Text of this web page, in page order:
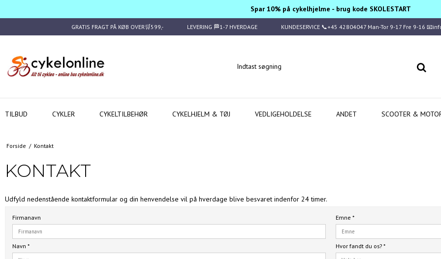
Spar 10% på cykelhjelme - brug kode SKOLESTART
GRATIS FRAGT PÅ KØB OVER🛒599,- LEVERING 🏁1-7 HVERDAGE KUNDESERVICE 📞+45 42804047 Man-Tor 9-17 Fre 9-16
TILBUD CYKLER CYKELTILBEHØR CYKELHJELM & TØJ VEDLIGEHOLDELSE ANDET SCOOTER &
Forside / Kontakt
KONTAKT
Udfyld nedenstående kontaktformular og din henvendelse vil på hverdage blive besvaret indenfor 24 timer.
Firmanavn
Navn *
Emne *
Hvor fandt du os? *